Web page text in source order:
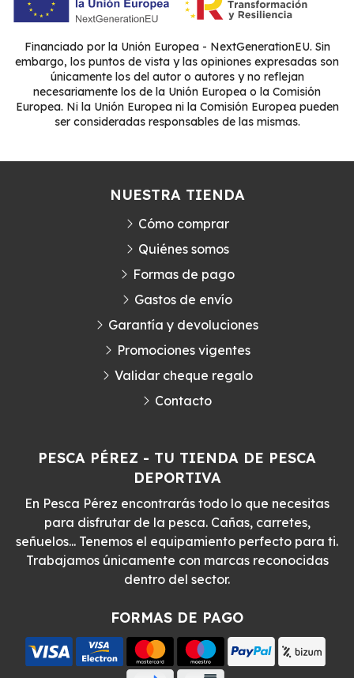
Financiado por la Unión Europea - NextGenerationEU. Sin
embargo, los puntos de vista y las opiniones expresadas son
únicamente los del autor o autores y no reflejan
necesariamente los de la Unión Europea o la Comisión
Europea. Ni la Unión Europea ni la Comisión Europea pueden
ser consideradas responsables de las mismas.
PESCA PÉREZ - TU TIENDA DE PESCA
DEPORTIVA
En Pesca Pérez encontrarás todo lo que necesitas
para disfrutar de la pesca. Cañas, carretes,
señuelos... Tenemos el equipamiento perfecto para ti.
Trabajamos únicamente con marcas reconocidas
dentro del sector.
FORMAS DE PAGO
NUESTRA TIENDA
Cómo comprar
Quiénes somos
Formas de pago
Gastos de envío
Garantía y devoluciones
Promociones vigentes
Validar cheque regalo
Contacto